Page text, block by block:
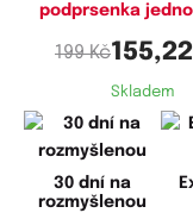
podprsenka
199 Kč
Skladem
30 dní na
rozmyšlenou